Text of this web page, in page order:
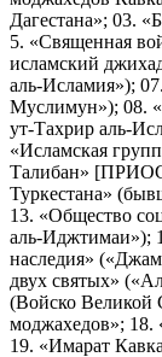
Дагестана»; 03.
5. «Священная
исламский
аль-Исламия»);
Муслимун»); 08.
ут-Тахрир аль-
«Исламская
Талибан»
Туркестана»
13. «Общество
аль-Иджтимаи»);
наследия»
двух святых»
(Войско Великой
моджахедов»; 18.
19. «Имарат